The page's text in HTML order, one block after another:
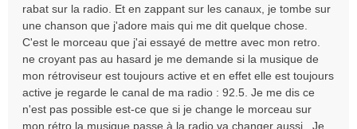
rabat sur la radio. Et en zappant sur les canaux, je tombe sur
une chanson que j'adore mais qui me dit quelque chose.
C'est le morceau que j'ai essayé de mettre avec mon retro.
ne croyant pas au hasard je me demande si la musique de
mon rétroviseur est toujours active et en effet elle est toujours
active je regarde le canal de ma radio : 92.5. Je me dis ce
n'est pas possible est-ce que si je change le morceau sur
mon rétro la musique passe à la radio va changer aussi . Je